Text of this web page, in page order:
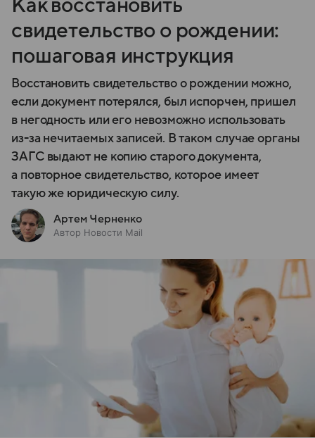
Как восстановить
свидетельство о рождении:
пошаговая инструкция
Восстановить свидетельство о рождении можно,
если документ потерялся, был испорчен, пришел
в негодность или его невозможно использовать
из-за нечитаемых записей. В таком случае органы
ЗАГС выдают не копию старого документа,
а повторное свидетельство, которое имеет
такую же юридическую силу.
Артем Черненко
Автор Новости Mail